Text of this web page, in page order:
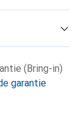
(Bring-in)
garantie